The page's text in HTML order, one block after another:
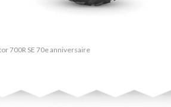
700R SE 70e anniversaire